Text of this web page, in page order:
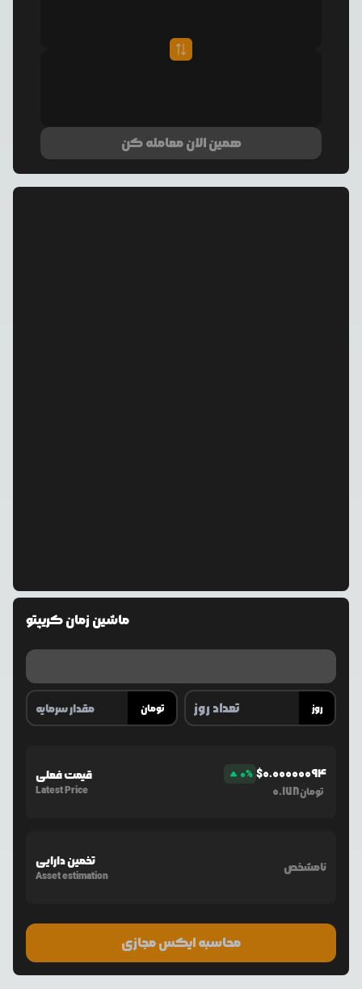
همین الان معامله کن
ماشین زمان کریپتو
تومان روز
قیمت فعلی
Latest Price
0% $0.00000094
0.178تومان
تخمین دارایی
Asset estimation
نامشخص
محاسبه ایکس مجازی